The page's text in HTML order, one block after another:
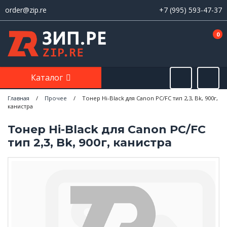
order@zip.re +7 (995) 593-47-37
0
Каталог
Главная / Прочее /
Тонер Hi-Black для Canon PC/FC тип 2,3, Bk, 900г,
канистра
Тонер Hi-Black для Canon PC/FC
тип 2,3, Bk, 900г, канистра